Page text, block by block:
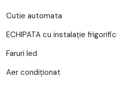
Cutie automata
ECHIPATA cu instalație
Faruri led
Aer condiționat